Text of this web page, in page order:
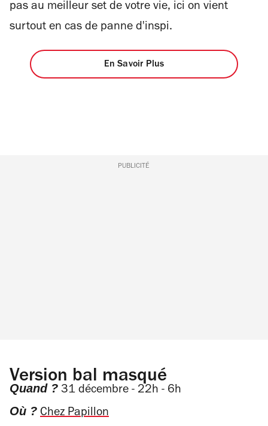
pas au meilleur set de votre vie, ici on vient
surtout en cas de panne d'inspi.
En Savoir Plus
PUBLICITÉ
Version bal masqué
Quand ? 31 décembre - 22h - 6h
Où ? Chez Papillon